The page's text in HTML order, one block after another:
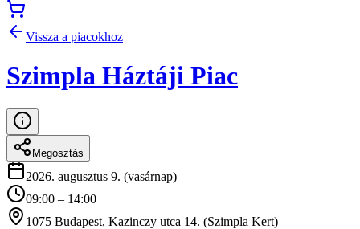
Vissza a piacokhoz
Szimpla Háztáji Piac
Megosztás
2026. augusztus 9. (vasárnap)
09:00 – 14:00
1075 Budapest, Kazinczy utca 14. (Szimpla Kert)